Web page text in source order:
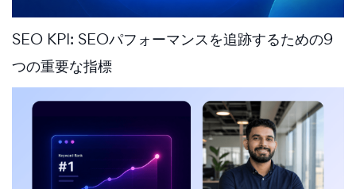
SEO KPI: SEOパフォーマンスを追跡するための9
つの重要な指標